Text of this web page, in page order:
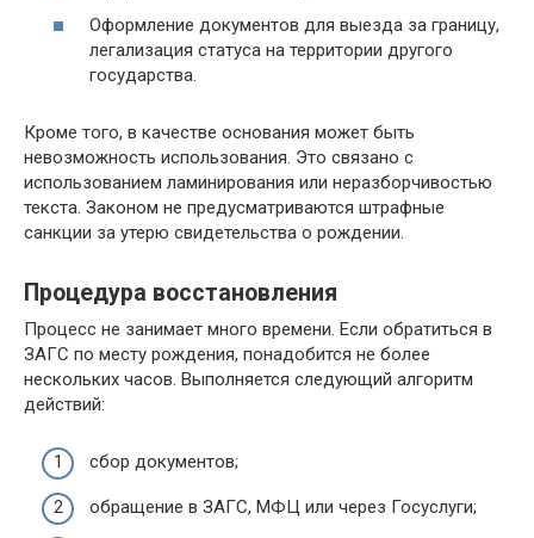
Оформление документов для выезда за границу,
легализация статуса на территории другого
государства.
Кроме того, в качестве основания может быть
невозможность использования. Это связано с
использованием ламинирования или неразборчивостью
текста. Законом не предусматриваются штрафные
санкции за утерю свидетельства о рождении.
Процедура восстановления
Процесс не занимает много времени. Если обратиться в
ЗАГС по месту рождения, понадобится не более
нескольких часов. Выполняется следующий алгоритм
действий:
сбор документов;
обращение в ЗАГС, МФЦ или через Госуслуги;